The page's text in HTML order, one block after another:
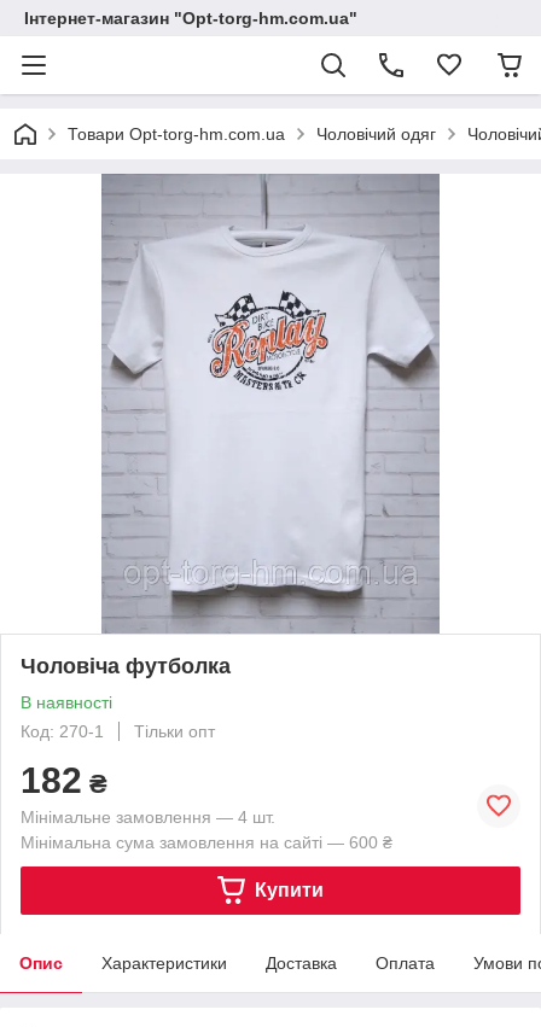
Інтернет-магазин "Opt-torg-hm.com.ua"
Товари Opt-torg-hm.com.ua Чоловічий одяг
Чоловіча футболка
В наявності
Код: 270-1
Тільки опт
182 ₴
Мінімальне замовлення — 4 шт.
Мінімальна сума замовлення на сайті — 600 ₴
Купити
Опис Характеристики Доставка Оплата Умови